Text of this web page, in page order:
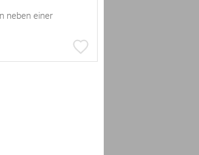
neben einer